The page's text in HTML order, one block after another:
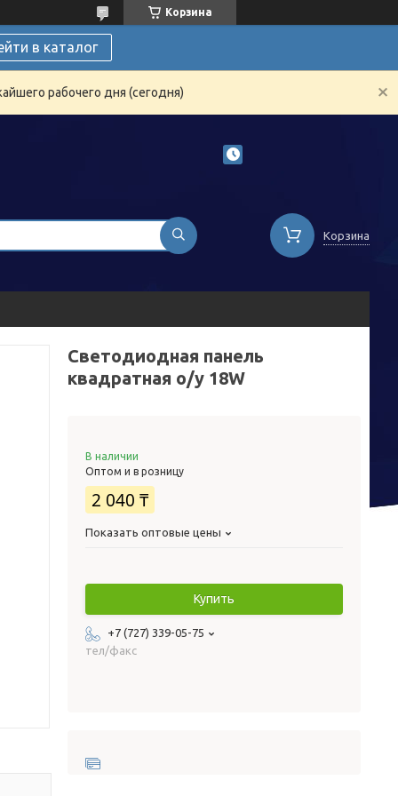
Корзина
в каталог
рабочего дня (сегодня)
Корзина
Светодиодная панель
квадратная о/у 18W
В наличии
Оптом и в розницу
2 040 ₸
Показать оптовые цены
Купить
+7 (727) 339-05-75
тел/факс